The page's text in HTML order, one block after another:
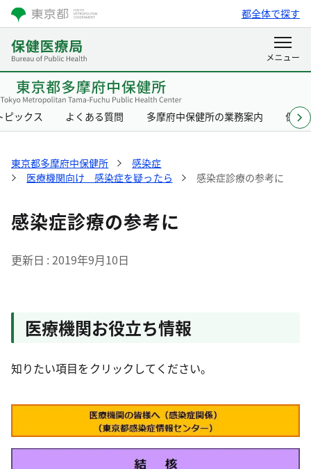
都全体で探す
ピックス よくある質問 多摩府中保健所の業務案内 保健
東京都多摩府中保健所
感染症
医療機関向け 感染症を疑ったら
感染症診療の参考に
感染症診療の参考に
更新日 2019年9月10日
医療機関お役立ち情報
知りたい項目をクリックしてください。